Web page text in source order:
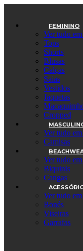
FEMININO
Ver tudo
Tops
Shorts
Blusas
Calças
Saias
Vestidos
Jaquetas
Cropped
Ver tudo
Camisas
Ver tudo
Biquinis
Cangas
Ver tudo
Bonés
Viseiras
Garrafas